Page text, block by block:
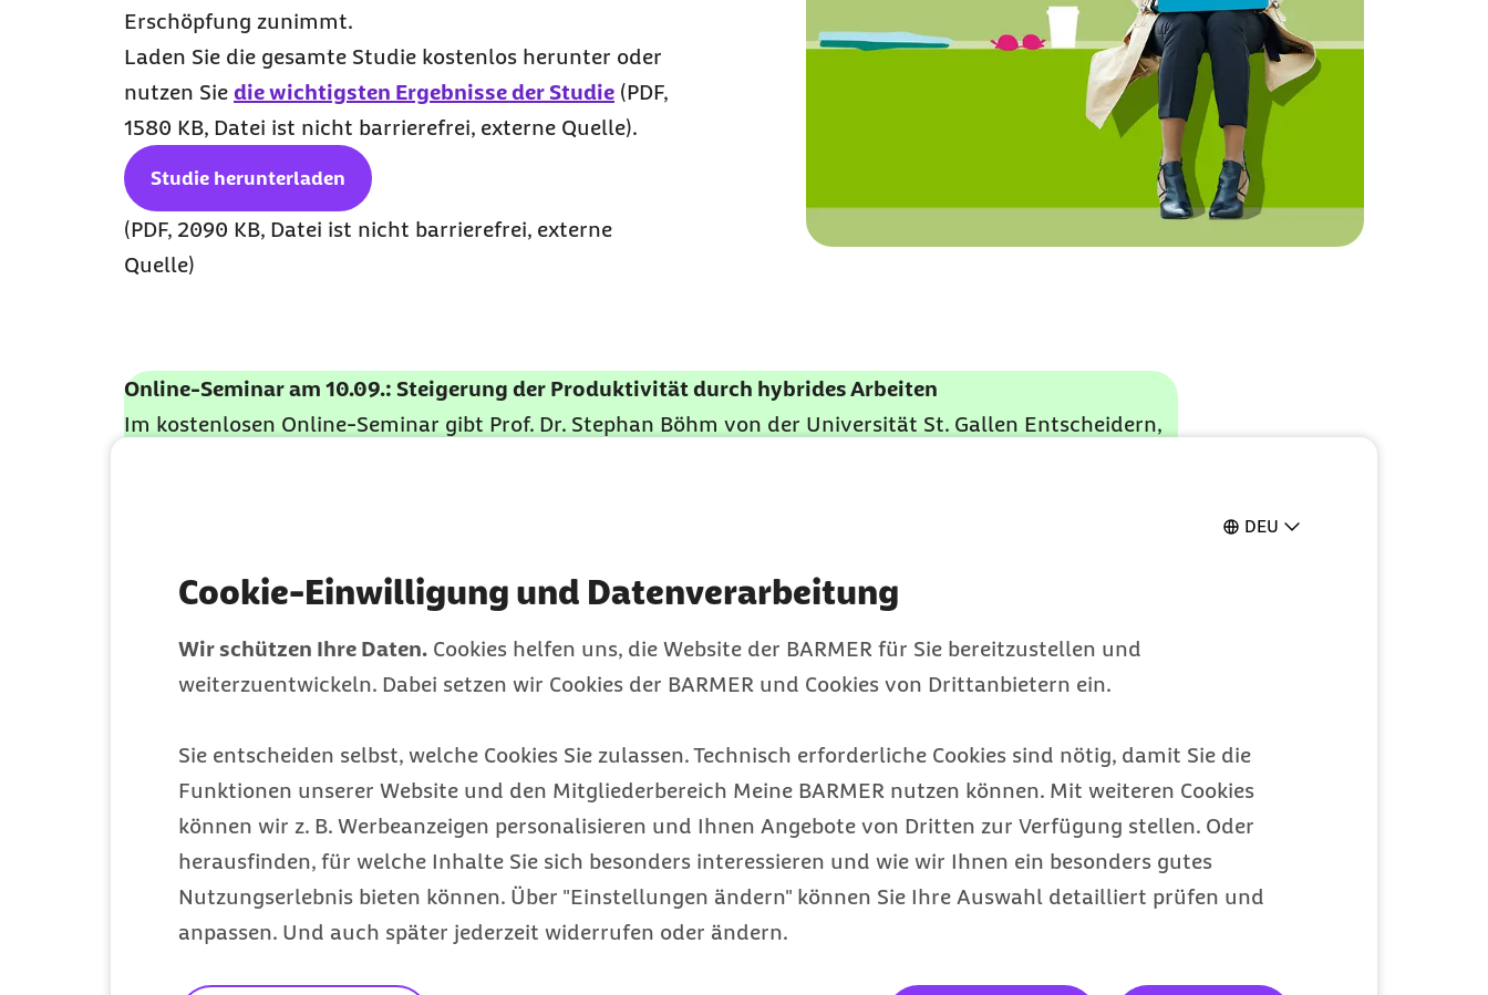
DEU
Cookie-Einwilligung und Datenverarbeitung
Wir schützen Ihre Daten. Cookies helfen uns, die Website der BARMER für Sie bereitzustellen und
weiterzuentwickeln. Dabei setzen wir Cookies der BARMER und Cookies von Drittanbietern ein.
Sie entscheiden selbst, welche Cookies Sie zulassen. Technisch erforderliche Cookies sind nötig, damit Sie die
Funktionen unserer Website und den Mitgliederbereich Meine BARMER nutzen können. Mit weiteren Cookies
können wir z. B. Werbeanzeigen personalisieren und Ihnen Angebote von Dritten zur Verfügung stellen. Oder
herausfinden, für welche Inhalte Sie sich besonders interessieren und wie wir Ihnen ein besonders gutes
Nutzungserlebnis bieten können. Über "Einstellungen ändern" können Sie Ihre Auswahl detailliert prüfen und
anpassen. Und auch später jederzeit widerrufen oder ändern.
Erschöpfung zunimmt.
Laden Sie die gesamte Studie kostenlos herunter oder
nutzen Sie die wichtigsten Ergebnisse der Studie (PDF,
1580 KB, Datei ist nicht barrierefrei, externe Quelle).
Studie herunterladen
(PDF, 2090 KB, Datei ist nicht barrierefrei, externe
Quelle)
Online-Seminar am 10.09.: Steigerung der Produktivität durch hybrides Arbeiten
Im kostenlosen Online-Seminar gibt Prof. Dr. Stephan Böhm von der Universität St. Gallen Entscheidern,
Mehr erfahren
So verändert sich unsere Arbeitswelt
Digitalisierung
schreitet voran
die Digitalisierung der Arbeitswelt einen
Alte versus neue
Arbeitswelt
Präsenzkultur in vielen Unternehmen auf den
Teamzusammenhalt
schwindet
zu vermeiden, spielen Zugehörigkeit und